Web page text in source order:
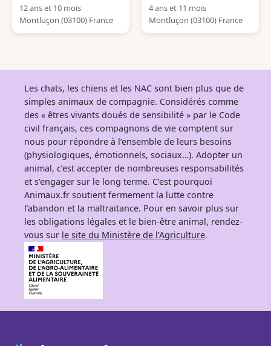
12 ans et 10 mois
Montluçon (03100) France
4 ans et 11 mois
Montluçon (03100) France
Les chats, les chiens et les NAC sont bien plus que de
simples animaux de compagnie. Considérés comme
des « êtres vivants doués de sensibilité » par le Code
civil français, ces compagnons de vie comptent sur
nous pour répondre à l’ensemble de leurs besoins
(physiologiques, émotionnels, sociaux…). Adopter un
animal, c’est accepter de nombreuses responsabilités
et s’engager sur le long terme. C’est pourquoi
Animaux.fr soutient fermement la lutte contre
l’abandon et la maltraitance. Pour en savoir plus sur
les obligations légales et le bien-être animal, rendez-
vous sur le site du Ministère de l’Agriculture.